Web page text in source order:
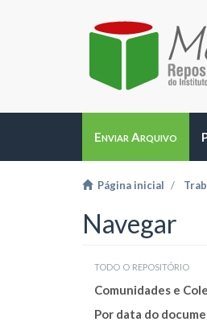
Enviar Arquivo
Página inicial
Navegar
todo o repositório
Comunidades e
Por data do